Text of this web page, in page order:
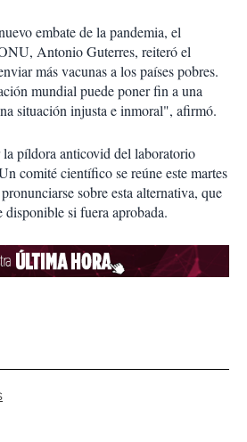
embate de la pandemia, el
Antonio Guterres, reiteró el
más vacunas a los países pobres.
mundial puede poner fin a una
situación injusta e inmoral", afirmó.
píldora anticovid del laboratorio
comité científico se reúne este martes
sobre esta alternativa, que
disponible si fuera aprobada.